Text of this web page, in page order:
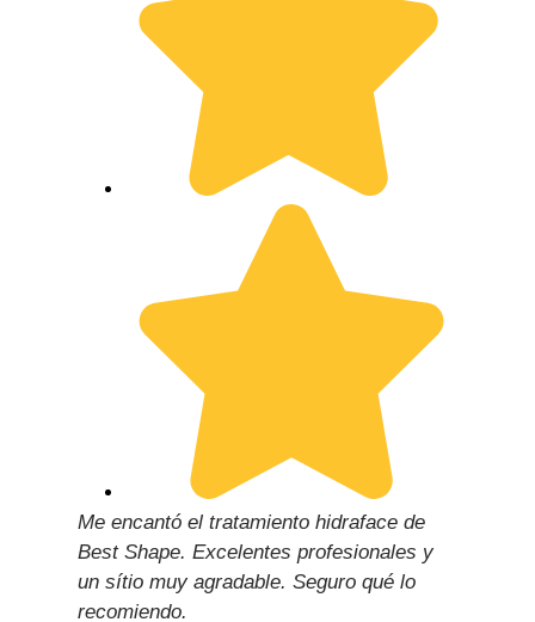
Me encantó el tratamiento hidraface de
Best Shape. Excelentes profesionales y
un sítio muy agradable. Seguro qué lo
recomiendo.